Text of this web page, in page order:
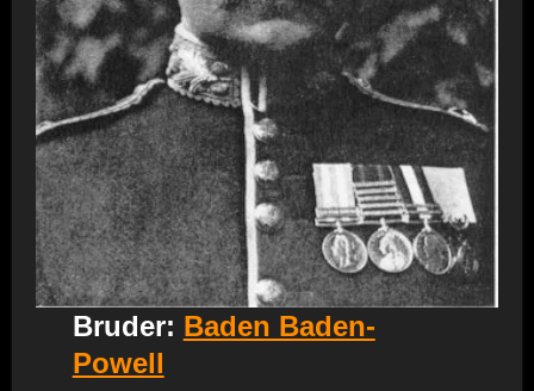
Bruder: Baden Baden-
Powell